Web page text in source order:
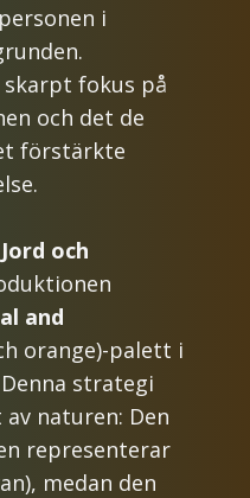
i
fokus på
och det de
förstärkte
och
and
orange)-palett i
strategi
naturen: Den
representerar
medan den